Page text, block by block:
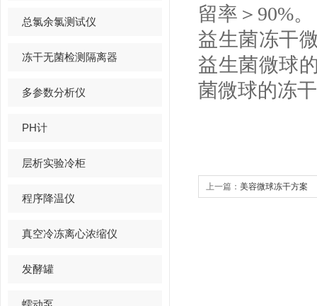
总氯余氯测试仪
冻干无菌检测隔离器
多参数分析仪
PH计
层析实验冷柜
程序降温仪
真空冷冻离心浓缩仪
发酵罐
留率＞ 90%。
益生菌冻干
益生菌微球
菌微球的冻
上一篇： 美容微球冻干方案